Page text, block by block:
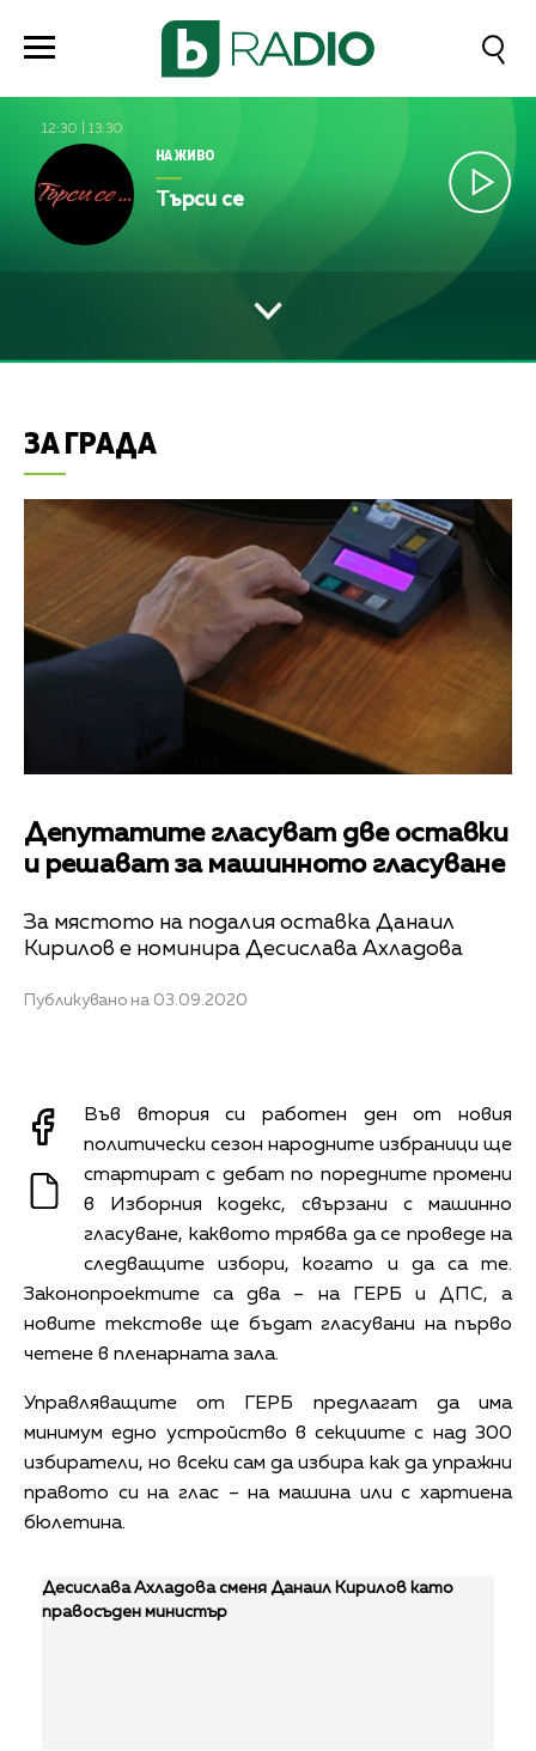
12:30 13:30
НА ЖИВО
Търси се
ЗА ГРАДА
Депутатите гласуват две оставки
и решават за машинното гласуване
За мястото на подалия оставка Данаил
Кирилов е номинира Десислава Ахладова
Публикувано на 03.09.2020
Във втория си работен ден от новия
политически сезон народните избраници ще
стартират с дебат по поредните промени
в Изборния кодекс, свързани с машинно
гласуване, каквото трябва да се проведе на
следващите избори, когато и да са те.
Законопроектите са два – на ГЕРБ и ДПС, а
новите текстове ще бъдат гласувани на първо
четене в пленарната зала.
Управляващите от ГЕРБ предлагат да има
минимум едно устройство в секциите с над 300
избиратели, но всеки сам да избира как да упражни
правото си на глас – на машина или с хартиена
бюлетина.
Десислава Ахладова сменя Данаил Кирилов като
правосъден министър